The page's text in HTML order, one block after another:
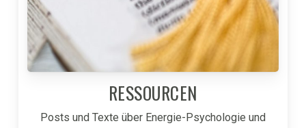
RESSOURCEN
Posts und Texte über Energie-Psychologie und